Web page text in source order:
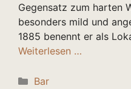
Gegensatz zum harten
besonders mild und
1885 benennt er als
Weiterlesen …
Kategorien
Bar